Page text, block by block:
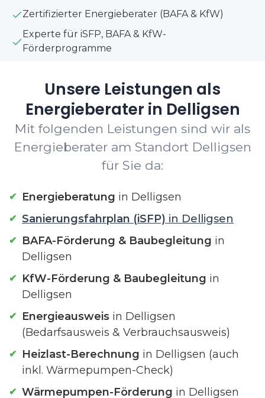
Zertifizierter Energieberater (BAFA & KfW)
Experte für iSFP, BAFA & KfW-
Förderprogramme
Unsere Leistungen als
Energieberater in Delligsen
Mit folgenden Leistungen sind wir als
Energieberater am Standort Delligsen
für Sie da:
Energieberatung in Delligsen
Sanierungsfahrplan (iSFP) in Delligsen
BAFA-Förderung & Baubegleitung in
Delligsen
KfW-Förderung & Baubegleitung in
Delligsen
Energieausweis in Delligsen
(Bedarfsausweis & Verbrauchsausweis)
Heizlast-Berechnung in Delligsen (auch
inkl. Wärmepumpen-Check)
Wärmepumpen-Förderung in Delligsen